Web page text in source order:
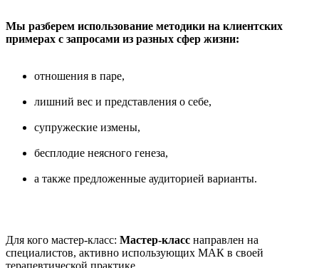
Мы разберем использование методики на клиентских
примерах с запросами из разных сфер жизни:
отношения в паре,
лишний вес и представления о себе,
супружеские измены,
бесплодие неясного генеза,
а также предложенные аудиторией варианты.
Для кого мастер-класс: Мастер-класс направлен на
специалистов, активно использующих МАК в своей
терапевтической практике.